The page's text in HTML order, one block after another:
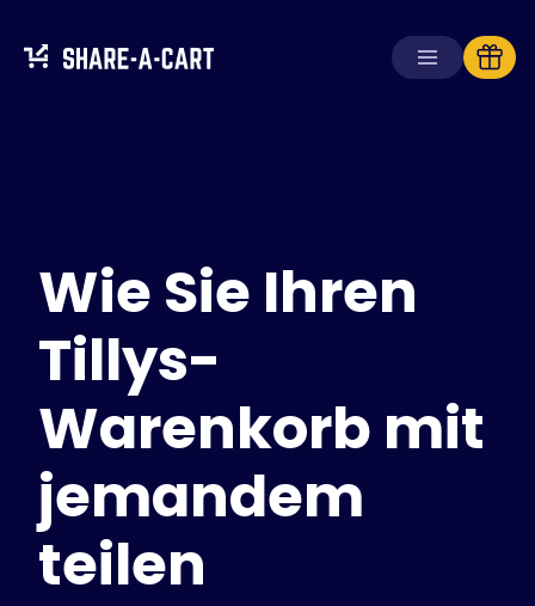
Lösungen
Für Verbraucher
Für Unternehmen
Hol dir Plus+
Anmelden
Unterstützte Shops
Wie Sie Ihren
Tillys-
Warenkorb mit
jemandem
teilen